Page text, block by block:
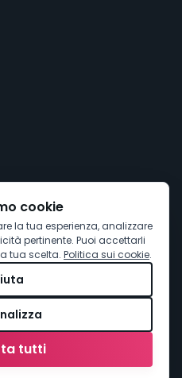
cookie
la tua esperienza, analizzare
pertinente. Puoi accettarli
tua scelta. Politica sui cookie.
tutti